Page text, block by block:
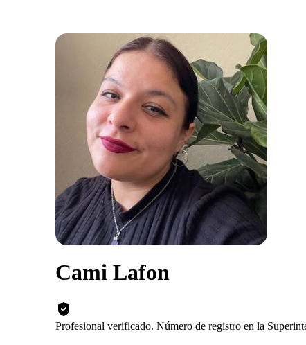
Cami Lafon
Profesional verificado. Número de registro en la